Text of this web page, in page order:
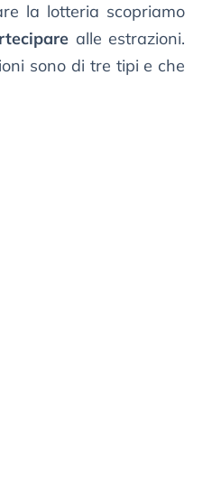
la lotteria scopriamo
alle estrazioni.
sono di tre tipi e che